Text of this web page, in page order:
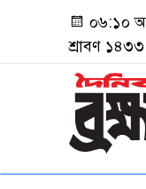
০৬:১০
শ্রাবণ ১৪৩৩